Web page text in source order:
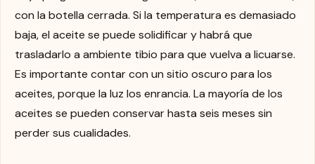
con la botella cerrada. Si la temperatura es demasiado
baja, el aceite se puede solidificar y habrá que
trasladarlo a ambiente tibio para que vuelva a licuarse.
Es importante contar con un sitio oscuro para los
aceites, porque la luz los enrancia. La mayoría de los
aceites se pueden conservar hasta seis meses sin
perder sus cualidades.